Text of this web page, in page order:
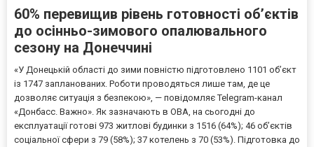
60% перевищив рівень готовності об’єктів
до осінньо-зимового опалювального
сезону на Донеччині
«У Донецькій області до зими повністю підготовлено 1101 об’єкт
із 1747 запланованих. Роботи проводяться лише там, де це
дозволяє ситуація з безпекою», — повідомляє Telegram-канал
«Донбасс. Важно». Як зазначають в ОВА, на сьогодні до
експлуатації готові 973 житлові будинки з 1516 (64%); 46 об’єктів
соціальної сфери з 79 (58%); 37 котелень з 70 (53%). Підготовка до